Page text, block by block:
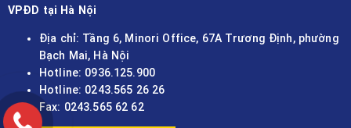
VPĐD tại Hà Nội
Địa chỉ: Tầng 6, Minori Office, 67A Trương Định, phường
Bạch Mai, Hà Nội
Hotline: 0936.125.900
Hotline: 0243.565 26 26
Fax: 0243.565 62 62